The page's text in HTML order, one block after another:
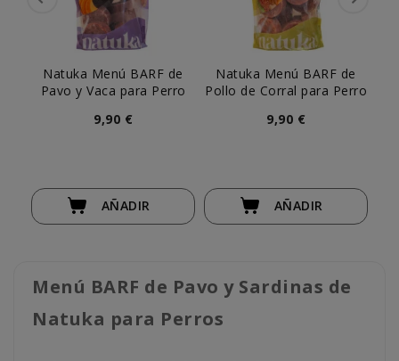
Natuka Menú BARF de
Pavo y Vaca para Perro
9,90 €
AÑADIR
Natuka Menú BARF de
Pollo de Corral para Perro
9,90 €
AÑADIR
Menú BARF de Pavo y Sardinas de
Natuka para Perros